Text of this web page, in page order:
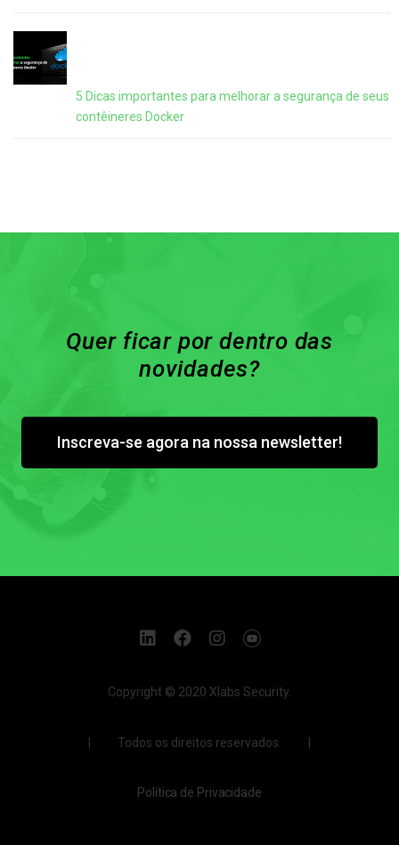
5 Dicas importantes para melhorar a segurança de seus
contêineres Docker
Quer ficar por dentro das
novidades?
Inscreva-se agora na nossa newsletter!
Copyright © 2020 Xlabs Security.
| Todos os direitos reservados. |
Política de Privacidade